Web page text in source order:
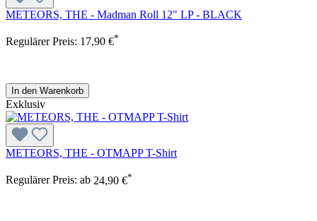
METEORS, THE - Madman Roll 12" LP - BLACK
Regulärer Preis: 17,90 €*
In den Warenkorb
Exklusiv
METEORS, THE - OTMAPP T-Shirt
Regulärer Preis: ab 24,90 €*